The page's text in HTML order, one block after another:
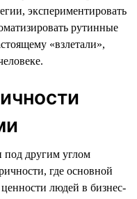
экспериментировать
рутинные
«взлетали»,
под другим углом
где основной
людей в бизнес-